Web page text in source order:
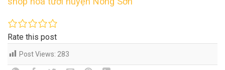
Rate this post
Post Views: 283